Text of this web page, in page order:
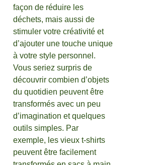
façon de réduire les
déchets, mais aussi de
stimuler votre créativité et
d’ajouter une touche unique
à votre style personnel.
Vous seriez surpris de
découvrir combien d’objets
du quotidien peuvent être
transformés avec un peu
d’imagination et quelques
outils simples. Par
exemple, les vieux t-shirts
peuvent être facilement